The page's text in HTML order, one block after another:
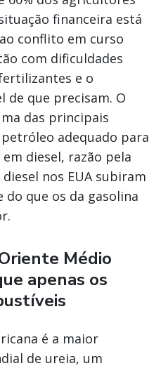
financeira está
conflito em curso
com dificuldades
e o
de que precisam. O
das principais
adequado para
diesel, razão pela
nos EUA subiram
que os da gasolina
Médio
apenas os
é a maior
de ureia, um